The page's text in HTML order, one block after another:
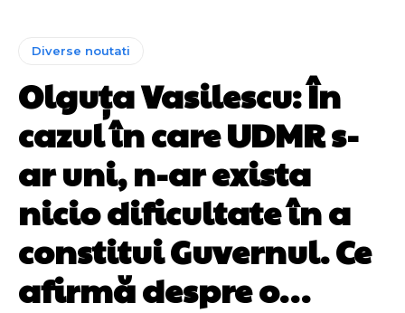
Diverse noutati
Olguța Vasilescu: În
cazul în care UDMR s-
ar uni, n-ar exista
nicio dificultate în a
constitui Guvernul. Ce
afirmă despre o…